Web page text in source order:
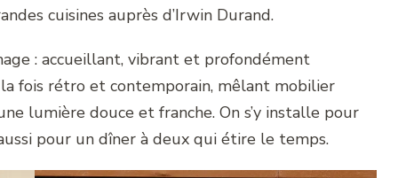
cuisines auprès d’Irwin Durand.
: accueillant, vibrant et profondément
fois rétro et contemporain, mêlant mobilier
lumière douce et franche. On s’y installe pour
pour un dîner à deux qui étire le temps.